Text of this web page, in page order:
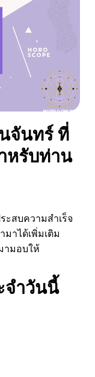
จันทร์ ที่
หรับท่าน
ะสบความสำเร็จ
มาได้เพิ่มเติม
ามอบให้
จำวันนี้